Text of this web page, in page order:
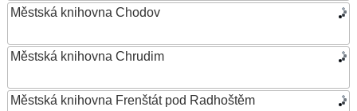
Městská knihovna Chodov
Městská knihovna Chrudim
Městská knihovna Frenštát pod Radhoštěm